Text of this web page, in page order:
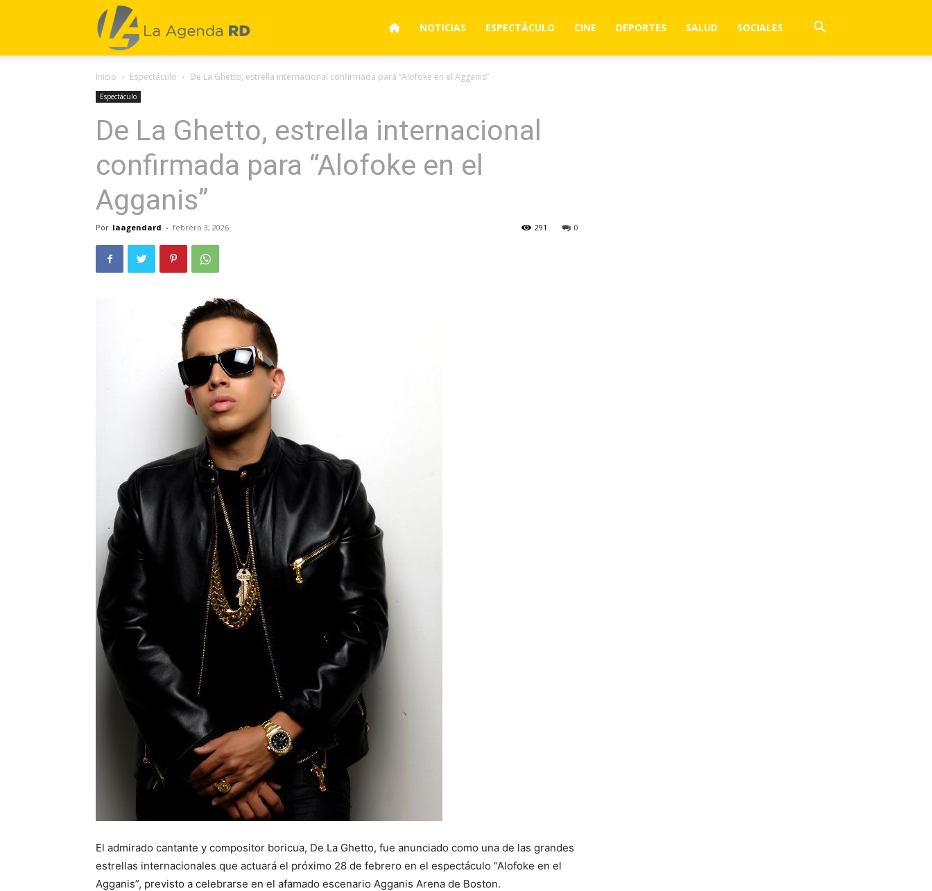
La
Agenda
RD
NOTICIAS ESPECTÁCULO CINE DEPORTES SALUD SOCIALES
Inicio Espectáculo De La Ghetto, estrella internacional confirmada para “Alofoke en el Agganis”
Espectáculo
De La Ghetto, estrella internacional
confirmada para “Alofoke en el
Agganis”
Por laagendard - febrero 3, 2026 0
291
El admirado cantante y compositor boricua, De La Ghetto, fue anunciado como una de las grandes
estrellas internacionales que actuará el próximo 28 de febrero en el espectáculo “Alofoke en el
Agganis”, previsto a celebrarse en el afamado escenario Agganis Arena de Boston.